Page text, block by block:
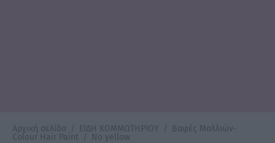
Αρχική σελίδα / ΕΙΔΗ ΚΟΜΜΩΤΗΡΙΟΥ /
Βαφές Μαλλιών-
Colour Hair Paint / No yellow